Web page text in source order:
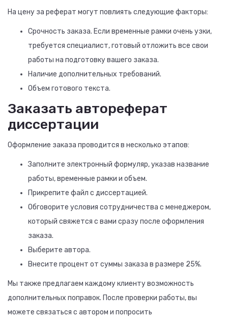
На цену за реферат могут повлиять следующие факторы:
Срочность заказа. Если временные рамки очень узки,
требуется специалист, готовый отложить все свои
работы на подготовку вашего заказа.
Наличие дополнительных требований.
Объем готового текста.
Заказать автореферат
диссертации
Оформление заказа проводится в несколько этапов:
Заполните электронный формуляр, указав название
работы, временные рамки и объем.
Прикрепите файл с диссертацией.
Обговорите условия сотрудничества с менеджером,
который свяжется с вами сразу после оформления
заказа.
Выберите автора.
Внесите процент от суммы заказа в размере 25%.
Мы также предлагаем каждому клиенту возможность
дополнительных поправок. После проверки работы, вы
можете связаться с автором и попросить